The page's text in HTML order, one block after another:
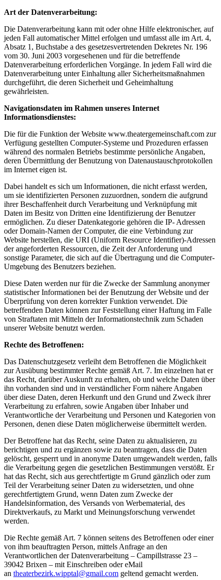
Art der Datenverarbeitung:
Die Datenverarbeitung kann mit oder ohne Hilfe elektronischer, auf
jeden Fall automatischer Mittel erfolgen und umfasst alle im Art. 4,
Absatz 1, Buchstabe a des gesetzesvertretenden Dekretes Nr. 196
vom 30. Juni 2003 vorgesehenen und für die betreffende
Datenverarbeitung erforderlichen Vorgänge. In jedem Fall wird die
Datenverarbeitung unter Einhaltung aller Sicherheitsmaßnahmen
durchgeführt, die deren Sicherheit und Geheimhaltung
gewährleisten.
Navigationsdaten im Rahmen unseres Internet
Informationsdienstes:
Die für die Funktion der Website www.theatergemeinschaft.com zur
Verfügung gestellten Computer-Systeme und Prozeduren erfassen
während des normalen Betriebs bestimmte persönliche Angaben,
deren Übermittlung der Benutzung von Datenaustauschprotokollen
im Internet eigen ist.
Dabei handelt es sich um Informationen, die nicht erfasst werden,
um sie identifizierten Personen zuzuordnen, sondern die aufgrund
ihrer Beschaffenheit durch Verarbeitung und Verknüpfung mit
Daten im Besitz von Dritten eine Identifizierung der Benutzer
ermöglichen. Zu dieser Datenkategorie gehören die IP- Adressen
oder Domain-Namen der Computer, die eine Verbindung zur
Website herstellen, die URI (Uniform Resource Identifier)-Adressen
der angeforderten Ressourcen, die Zeit der Anforderung und
sonstige Parameter, die sich auf die Übertragung und die Computer-
Umgebung des Benutzers beziehen.
Diese Daten werden nur für die Zwecke der Sammlung anonymer
statistischer Informationen bei der Benutzung der Website und der
Überprüfung von deren korrekter Funktion verwendet. Die
betreffenden Daten können zur Feststellung einer Haftung im Falle
von Straftaten mit Mitteln der Informationstechnik zum Schaden
unserer Website benutzt werden.
Rechte des Betroffenen:
Das Datenschutzgesetz verleiht dem Betroffenen die Möglichkeit
zur Ausübung bestimmter Rechte gemäß Art. 7. Im einzelnen hat er
das Recht, darüber Auskunft zu erhalten, ob und welche Daten über
ihn vorhanden sind und in verständlicher Form nähere Angaben
über diese Daten, deren Herkunft und den Grund und Zweck ihrer
Verarbeitung zu erfahren, sowie Angaben über Inhaber und
Verantwortliche der Verarbeitung und Personen und Kategorien von
Personen, denen diese Daten möglicherweise übermittelt werden.
Der Betroffene hat das Recht, seine Daten zu aktualisieren, zu
berichtigen und zu ergänzen sowie zu beantragen, dass die Daten
gelöscht, gesperrt und in anonyme Daten umgewandelt werden, falls
die Verarbeitung gegen die gesetzlichen Bestimmungen verstößt. Er
hat das Recht, sich aus gerechtfertigte m Grund gänzlich oder zum
Teil der Verarbeitung seiner Daten zu widersetzten, und ohne
gerechtfertigtem Grund, wenn Daten zum Zwecke der
Handelsinformation, des Versands von Werbematerial, des
Direktverkaufs, zu Markt und Meinungsforschung verwendet
werden.
Die Rechte gemäß Art. 7 können seitens des Betroffenen oder einer
von ihm beauftragten Person, mittels Anfrage an den
Verantwortlichen der Datenverarbeitung – Campillstrasse 23 –
39042 Brixen – mit Einschreiben oder eMail
an theaterbezirk.wipptal@gmail.com geltend gemacht werden.